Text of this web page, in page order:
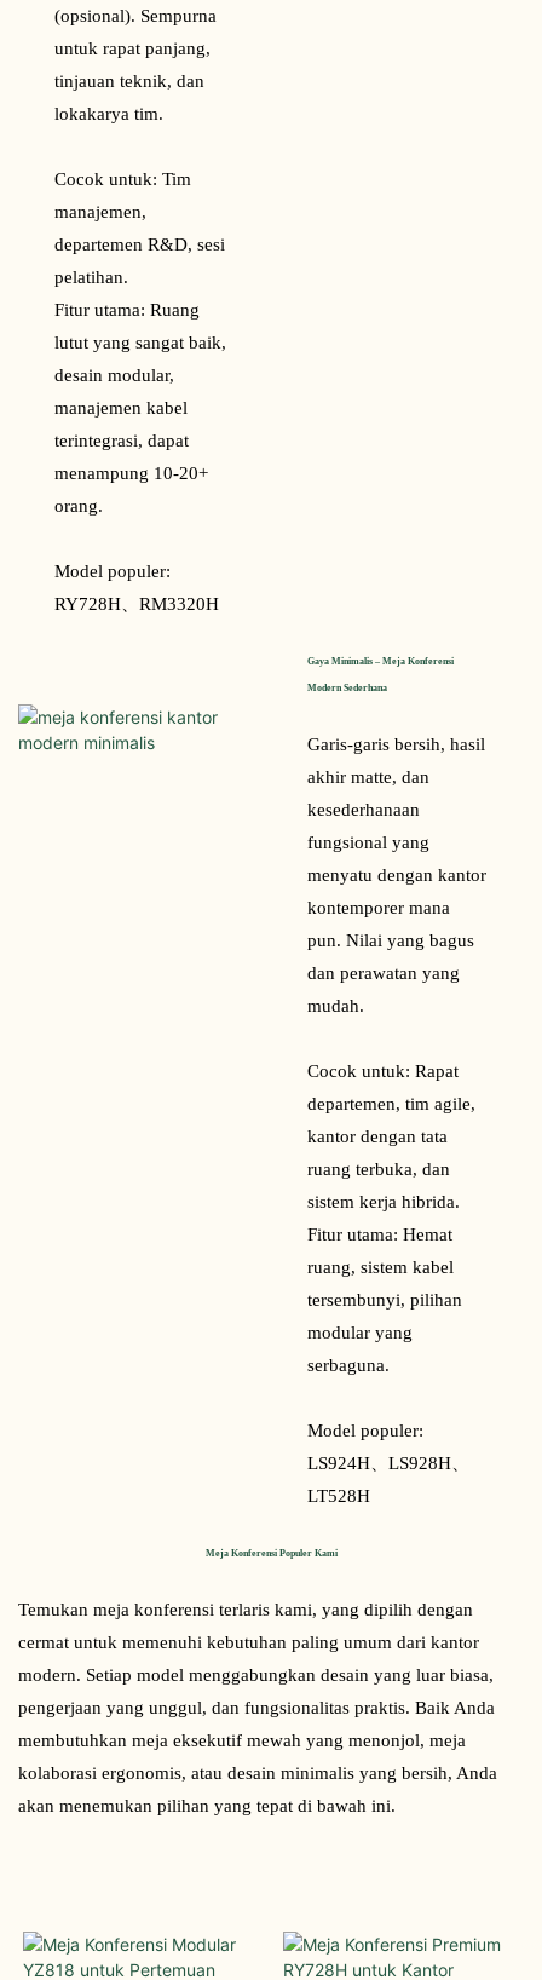
(opsional). Sempurna
untuk rapat panjang,
tinjauan teknik, dan
lokakarya tim.
Cocok untuk: Tim
manajemen,
departemen R&D, sesi
pelatihan.
Fitur utama: Ruang
lutut yang sangat baik,
desain modular,
manajemen kabel
terintegrasi, dapat
menampung 10-20+
orang.
Model populer:
RY728H、 RM3320H
Gaya Minimalis – Meja Konferensi
Modern Sederhana
Garis-garis bersih, hasil
akhir matte, dan
kesederhanaan
fungsional yang
menyatu dengan kantor
kontemporer mana
pun. Nilai yang bagus
dan perawatan yang
mudah.
Cocok untuk: Rapat
departemen, tim agile,
kantor dengan tata
ruang terbuka, dan
sistem kerja hibrida.
Fitur utama: Hemat
ruang, sistem kabel
tersembunyi, pilihan
modular yang
serbaguna.
Model populer:
LS924H、 LS928H、
LT528H
Meja Konferensi Populer Kami
Temukan meja konferensi terlaris kami, yang dipilih dengan
cermat untuk memenuhi kebutuhan paling umum dari kantor
modern. Setiap model menggabungkan desain yang luar biasa,
pengerjaan yang unggul, dan fungsionalitas praktis. Baik Anda
membutuhkan meja eksekutif mewah yang menonjol, meja
kolaborasi ergonomis, atau desain minimalis yang bersih, Anda
akan menemukan pilihan yang tepat di bawah ini.